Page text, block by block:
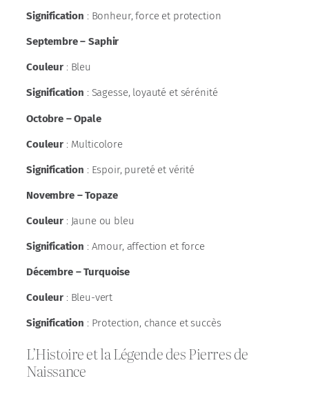
Signification : Bonheur, force et protection
Septembre – Saphir
Couleur: Bleu
Signification : Sagesse, loyauté et sérénité
Octobre – Opale
Couleur: Multicolore
Signification : Espoir, pureté et vérité
Novembre – Topaze
Couleur: Jaune ou bleu
Signification : Amour, affection et force
Décembre – Turquoise
Couleur: Bleu-vert
Signification : Protection, chance et succès
L’Histoire et la Légende des Pierres de
Naissance